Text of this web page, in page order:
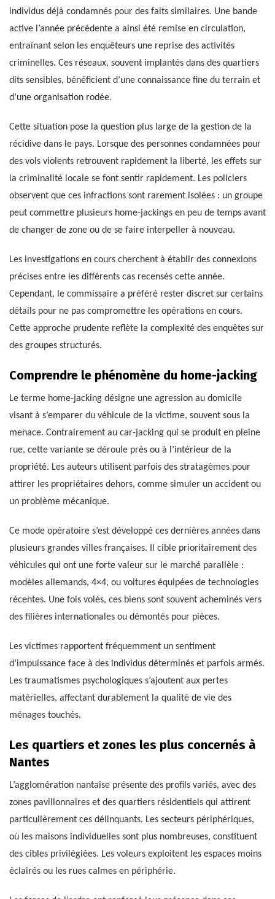
individus déjà condamnés pour des faits similaires. Une bande
active l’année précédente a ainsi été remise en circulation,
entraînant selon les enquêteurs une reprise des activités
criminelles. Ces réseaux, souvent implantés dans des quartiers
dits sensibles, bénéficient d’une connaissance fine du terrain et
d’une organisation rodée.
Cette situation pose la question plus large de la gestion de la
récidive dans le pays. Lorsque des personnes condamnées pour
des vols violents retrouvent rapidement la liberté, les effets sur
la criminalité locale se font sentir rapidement. Les policiers
observent que ces infractions sont rarement isolées : un groupe
peut commettre plusieurs home-jackings en peu de temps avant
de changer de zone ou de se faire interpeller à nouveau.
Les investigations en cours cherchent à établir des connexions
précises entre les différents cas recensés cette année.
Cependant, le commissaire a préféré rester discret sur certains
détails pour ne pas compromettre les opérations en cours.
Cette approche prudente reflète la complexité des enquêtes sur
des groupes structurés.
Comprendre le phénomène du home-jacking
Le terme home-jacking désigne une agression au domicile
visant à s’emparer du véhicule de la victime, souvent sous la
menace. Contrairement au car-jacking qui se produit en pleine
rue, cette variante se déroule près ou à l’intérieur de la
propriété. Les auteurs utilisent parfois des stratagèmes pour
attirer les propriétaires dehors, comme simuler un accident ou
un problème mécanique.
Ce mode opératoire s’est développé ces dernières années dans
plusieurs grandes villes françaises. Il cible prioritairement des
véhicules qui ont une forte valeur sur le marché parallèle :
modèles allemands, 4×4, ou voitures équipées de technologies
récentes. Une fois volés, ces biens sont souvent acheminés vers
des filières internationales ou démontés pour pièces.
Les victimes rapportent fréquemment un sentiment
d’impuissance face à des individus déterminés et parfois armés.
Les traumatismes psychologiques s’ajoutent aux pertes
matérielles, affectant durablement la qualité de vie des
ménages touchés.
Les quartiers et zones les plus concernés à
Nantes
L’agglomération nantaise présente des profils variés, avec des
zones pavillonnaires et des quartiers résidentiels qui attirent
particulièrement ces délinquants. Les secteurs périphériques,
où les maisons individuelles sont plus nombreuses, constituent
des cibles privilégiées. Les voleurs exploitent les espaces moins
éclairés ou les rues calmes en périphérie.